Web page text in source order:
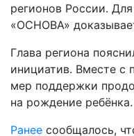
регионов России.
«ОСНОВА»
Глава региона
инициатив. Вместе с
мер поддержки
на рождение ребёнка.
Ранее сообщалось,